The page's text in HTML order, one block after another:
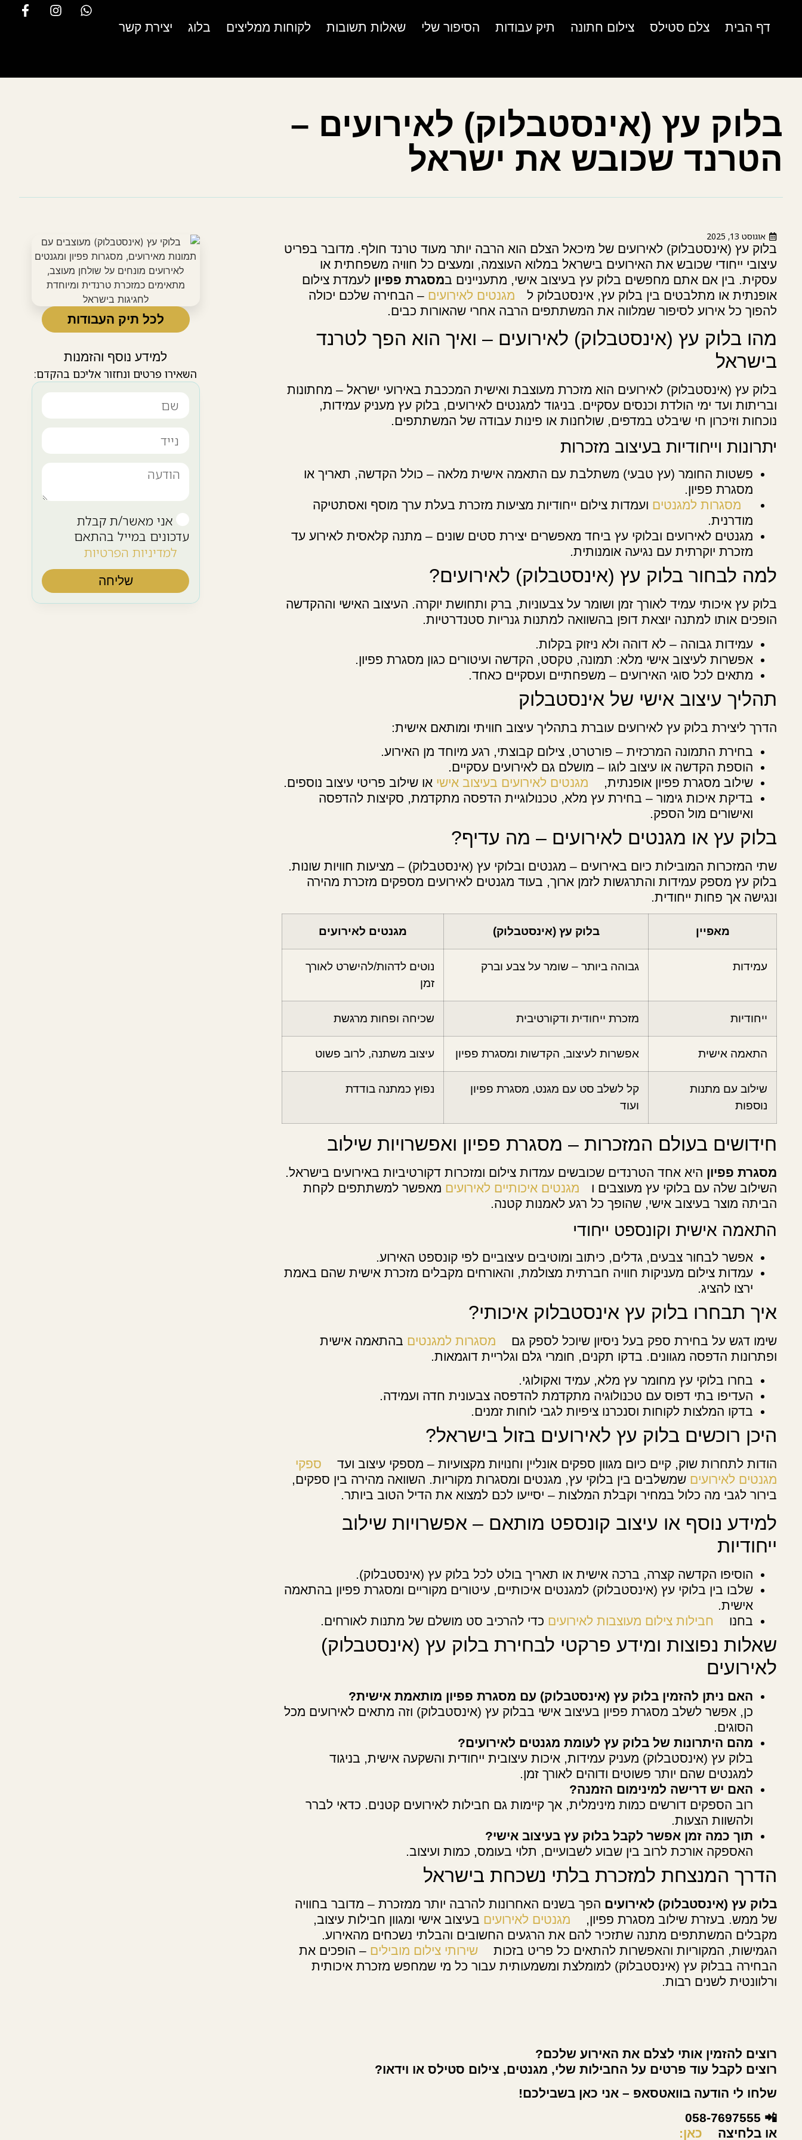
דף הבית צלם סטילס צילום חתונה תיק עבודות הסיפור שלי שאלות תשובות לקוחות ממליצים בלוג יצירת קשר
בלוק עץ (אינסטבלוק) לאירועים –
הטרנד שכובש את ישראל
אוגוסט 13, 2025
בלוק עץ (אינסטבלוק) לאירועים של מיכאל הצלם הוא הרבה יותר מעוד טרנד חולף. מדובר בפריט
עיצובי ייחודי שכובש את האירועים בישראל במלוא העוצמה, ומעצים כל חוויה משפחתית או
עסקית. בין אם אתם מחפשים בלוק עץ בעיצוב אישי, מתעניינים במסגרת פפיון לעמדת צילום
אופנתית או מתלבטים בין בלוק עץ, אינסטבלוק ל
מגנטים לאירועים – הבחירה שלכם יכולה
להפוך כל אירוע לסיפור שמלווה את המשתתפים הרבה אחרי שהאורות כבים.
מהו בלוק עץ (אינסטבלוק) לאירועים – ואיך הוא הפך לטרנד
בישראל
בלוק עץ (אינסטבלוק) לאירועים הוא מזכרת מעוצבת ואישית המככבת באירועי ישראל – מחתונות
ובריתות ועד ימי הולדת וכנסים עסקיים. בניגוד למגנטים לאירועים, בלוק עץ מעניק עמידות,
נוכחות וזיכרון חי שיבלט במדפים, שולחנות או פינות עבודה של המשתתפים.
יתרונות וייחודיות בעיצוב מזכרות
פשטות החומר (עץ טבעי) משתלבת עם התאמה אישית מלאה – כולל הקדשה, תאריך או
מסגרת פפיון.
מסגרות למגנטים ועמדות צילום ייחודיות מציעות מזכרת בעלת ערך מוסף ואסתטיקה
מודרנית.
מגנטים לאירועים ובלוקי עץ ביחד מאפשרים יצירת סטים שונים – מתנה קלאסית לאירוע עד
מזכרת יוקרתית עם נגיעה אומנותית.
למה לבחור בלוק עץ (אינסטבלוק) לאירועים?
בלוק עץ איכותי עמיד לאורך זמן ושומר על צבעוניות, ברק ותחושת יוקרה. העיצוב האישי וההקדשה
הופכים אותו למתנה יוצאת דופן בהשוואה למתנות גנריות סטנדרטיות.
עמידות גבוהה – לא דוהה ולא ניזוק בקלות.
אפשרות לעיצוב אישי מלא: תמונה, טקסט, הקדשה ועיטורים כגון מסגרת פפיון.
מתאים לכל סוגי האירועים – משפחתיים ועסקיים כאחד.
תהליך עיצוב אישי של אינסטבלוק
הדרך ליצירת בלוק עץ לאירועים עוברת בתהליך עיצוב חוויתי ומותאם אישית:
בחירת התמונה המרכזית – פורטרט, צילום קבוצתי, רגע מיוחד מן האירוע.
הוספת הקדשה או עיצוב לוגו – מושלם גם לאירועים עסקיים.
שילוב מסגרת פפיון אופנתית,
מגנטים לאירועים בעיצוב אישי או שילוב פריטי עיצוב נוספים.
בדיקת איכות גימור – בחירת עץ מלא, טכנולוגיית הדפסה מתקדמת, סקיצות להדפסה
ואישורים מול הספק.
בלוק עץ או מגנטים לאירועים – מה עדיף?
שתי המזכרות המובילות כיום באירועים – מגנטים ובלוקי עץ (אינסטבלוק) – מציעות חוויות שונות.
בלוק עץ מספק עמידות והתרגשות לזמן ארוך, בעוד מגנטים לאירועים מספקים מזכרת מהירה
ונגישה אך פחות ייחודית.
מאפיין בלוק עץ (אינסטבלוק) מגנטים לאירועים
עמידות גבוהה ביותר – שומר על צבע וברק
נוטים לדהות/להישרט לאורך
זמן
ייחודיות מזכרת ייחודית ודקורטיבית שכיחה ופחות מרגשת
התאמה אישית אפשרות לעיצוב, הקדשות ומסגרת פפיון עיצוב משתנה, לרוב פשוט
שילוב עם מתנות
נוספות
קל לשלב סט עם מגנט, מסגרת פפיון
ועוד
נפוץ כמתנה בודדת
חידושים בעולם המזכרות – מסגרת פפיון ואפשרויות שילוב
מסגרת פפיון היא אחד הטרנדים שכובשים עמדות צילום ומזכרות דקורטיביות באירועים בישראל.
השילוב שלה עם בלוקי עץ מעוצבים ו
מגנטים איכותיים לאירועים מאפשר למשתתפים לקחת
הביתה מוצר בעיצוב אישי, שהופך כל רגע לאמנות קטנה.
התאמה אישית וקונספט ייחודי
אפשר לבחור צבעים, גדלים, כיתוב ומוטיבים עיצוביים לפי קונספט האירוע.
עמדות צילום מעניקות חוויה חברתית מצולמת, והאורחים מקבלים מזכרת אישית שהם באמת
ירצו להציג.
איך תבחרו בלוק עץ אינסטבלוק איכותי?
שימו דגש על בחירת ספק בעל ניסיון שיוכל לספק גם מסגרות למגנטים בהתאמה אישית
ופתרונות הדפסה מגוונים. בדקו תקנים, חומרי גלם וגלריית דוגמאות.
בחרו בלוקי עץ מחומר עץ מלא, עמיד ואקולוגי.
העדיפו בתי דפוס עם טכנולוגיה מתקדמת להדפסה צבעונית חדה ועמידה.
בדקו המלצות לקוחות וסנכרנו ציפיות לגבי לוחות זמנים.
היכן רוכשים בלוק עץ לאירועים בזול בישראל?
הודות לתחרות שוק, קיים כיום מגוון ספקים אונליין וחנויות מקצועיות – מספקי עיצוב ועד
ספקי
מגנטים לאירועים שמשלבים בין בלוקי עץ, מגנטים ומסגרות מקוריות. השוואה מהירה בין ספקים,
בירור לגבי מה כלול במחיר וקבלת המלצות – יסייעו לכם למצוא את הדיל הטוב ביותר.
למידע נוסף או עיצוב קונספט מותאם – אפשרויות שילוב
ייחודיות
הוסיפו הקדשה קצרה, ברכה אישית או תאריך בולט לכל בלוק עץ (אינסטבלוק).
שלבו בין בלוקי עץ (אינסטבלוק) למגנטים איכותיים, עיטורים מקוריים ומסגרת פפיון בהתאמה
אישית.
בחנו
חבילות צילום מעוצבות לאירועים כדי להרכיב סט מושלם של מתנות לאורחים.
שאלות נפוצות ומידע פרקטי לבחירת בלוק עץ (אינסטבלוק)
לאירועים
האם ניתן להזמין בלוק עץ (אינסטבלוק) עם מסגרת פפיון מותאמת אישית?
כן, אפשר לשלב מסגרת פפיון בעיצוב אישי בבלוק עץ (אינסטבלוק) וזה מתאים לאירועים מכל
הסוגים.
מהם היתרונות של בלוק עץ לעומת מגנטים לאירועים?
בלוק עץ (אינסטבלוק) מעניק עמידות, איכות עיצובית ייחודית והשקעה אישית, בניגוד
למגנטים שהם יותר פשוטים ודוהים לאורך זמן.
האם יש דרישה למינימום הזמנה?
רוב הספקים דורשים כמות מינימלית, אך קיימות גם חבילות לאירועים קטנים. כדאי לברר
ולהשוות הצעות.
תוך כמה זמן אפשר לקבל בלוק עץ בעיצוב אישי?
האספקה אורכת לרוב בין שבוע לשבועיים, תלוי בעומס, כמות ועיצוב.
הדרך המנצחת למזכרת בלתי נשכחת בישראל
בלוק עץ (אינסטבלוק) לאירועים הפך בשנים האחרונות להרבה יותר ממזכרת – מדובר בחוויה
של ממש. בעזרת שילוב מסגרת פפיון,
מגנטים לאירועים בעיצוב אישי ומגוון חבילות עיצוב,
מקבלים המשתתפים מתנה שתזכיר להם את הרגעים החשובים והבלתי נשכחים מהאירוע.
הגמישות, המקוריות והאפשרות להתאים כל פריט בזכות
שירותי צילום מובילים – הופכים את
הבחירה בבלוק עץ (אינסטבלוק) למומלצת ומשמעותית עבור כל מי שמחפש מזכרת איכותית
ורלוונטית לשנים רבות.
רוצים להזמין אותי לצלם את האירוע שלכם?
רוצים לקבל עוד פרטים על החבילות שלי, מגנטים, צילום סטילס או וידאו?
שלחו לי הודעה בוואטסאפ – אני כאן בשבילכם!
📲 058-7697555
או בלחיצה
כאן:
לכל תיק העבודות
למידע נוסף והזמנות
השאירו פרטים ונחזור אליכם בהקדם:
אני מאשר/ת קבלת
עדכונים במייל בהתאם
למדיניות הפרטיות
שליחה